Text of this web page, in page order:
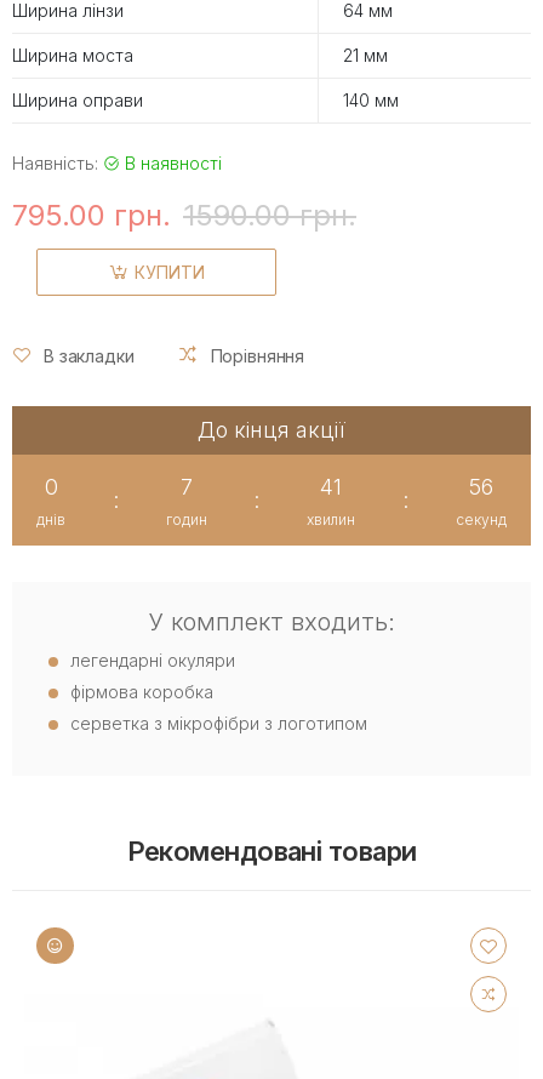
Ширина лінзи 64 мм
Ширина моста 21 мм
Ширина оправи 140 мм
Наявність: В наявності
795.00 грн. 1590.00 грн.
КУПИТИ
В закладки Порівняння
До кінця акції
0
днів
:
7
годин
:
41
хвилин
:
56
секунд
У комплект входить:
легендарні окуляри
фірмова коробка
серветка з мікрофібри з логотипом
Рекомендовані товари